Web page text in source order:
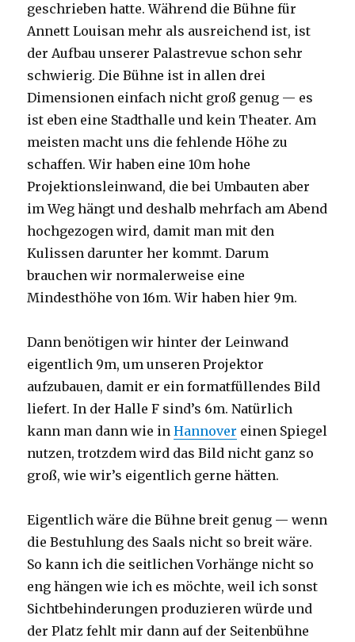
geschrieben hatte. Während die Bühne für
Annett Louisan mehr als ausreichend ist, ist
der Aufbau unserer Palastrevue schon sehr
schwierig. Die Bühne ist in allen drei
Dimensionen einfach nicht groß genug — es
ist eben eine Stadthalle und kein Theater. Am
meisten macht uns die fehlende Höhe zu
schaffen. Wir haben eine 10m hohe
Projektionsleinwand, die bei Umbauten aber
im Weg hängt und deshalb mehrfach am Abend
hochgezogen wird, damit man mit den
Kulissen darunter her kommt. Darum
brauchen wir normalerweise eine
Mindesthöhe von 16m. Wir haben hier 9m.
Dann benötigen wir hinter der Leinwand
eigentlich 9m, um unseren Projektor
aufzubauen, damit er ein formatfüllendes Bild
liefert. In der Halle F sind’s 6m. Natürlich
kann man dann wie inHannover einen Spiegel
nutzen, trotzdem wird das Bild nicht ganz so
groß, wie wir’s eigentlich gerne hätten.
Eigentlich wäre die Bühne breit genug — wenn
die Bestuhlung des Saals nicht so breit wäre.
So kann ich die seitlichen Vorhänge nicht so
eng hängen wie ich es möchte, weil ich sonst
Sichtbehinderungen produzieren würde und
der Platz fehlt mir dann auf der Seitenbühne